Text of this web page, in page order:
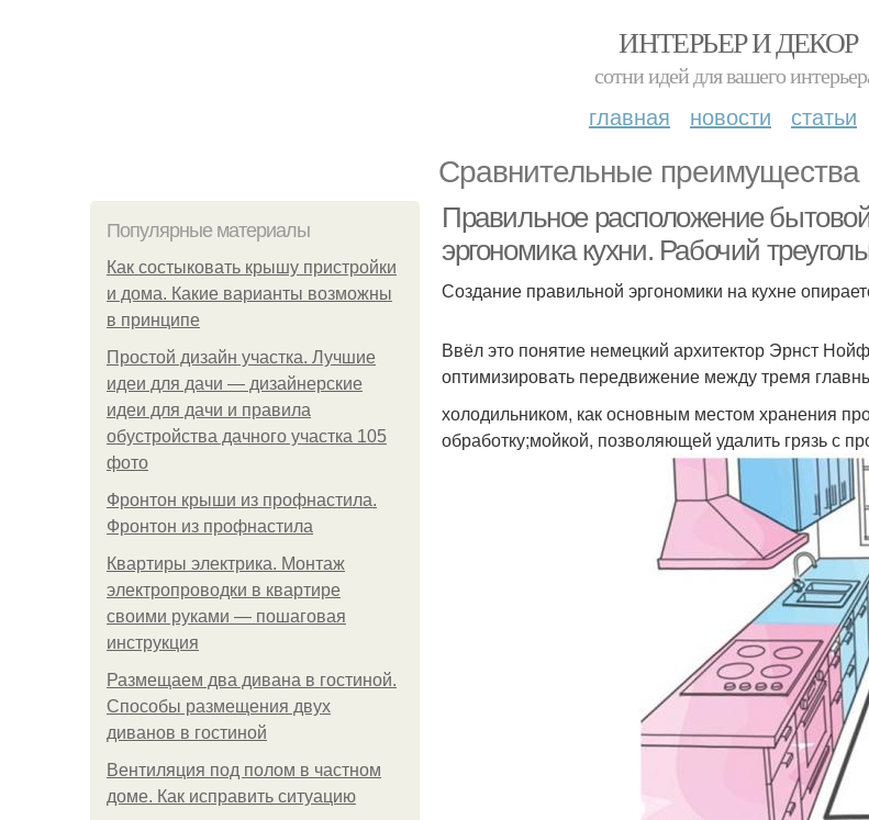
ИНТЕРЬЕР И ДЕКОР
сотни идей для вашего
главная новости статьи
Сравнительные преимущества
Популярные материалы
Как состыковать крышу пристройки
и дома. Какие варианты возможны
в принципе
Простой дизайн участка. Лучшие
идеи для дачи — дизайнерские
идеи для дачи и правила
обустройства дачного участка 105
фото
Фронтон крыши из профнастила.
Фронтон из профнастила
Квартиры электрика. Монтаж
электропроводки в квартире
своими руками — пошаговая
инструкция
Размещаем два дивана в гостиной.
Способы размещения двух
диванов в гостиной
Вентиляция под полом в частном
доме. Как исправить ситуацию
Правильное расположение
эргономика кухни. Рабочий
Создание правильной эргономики на кухне
Ввёл это понятие немецкий архитектор Эрнст
оптимизировать передвижение между тремя
холодильником, как основным местом хранения
обработку;мойкой, позволяющей удалить грязь с